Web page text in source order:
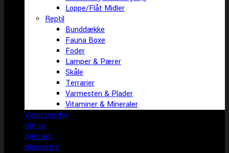
Loppe/Flåt Midler
Reptil
Bunddække
Fauna Boxe
Foder
Lamper & Pærer
Skåle
Terrarier
Varmesten & Plader
Vitaminer & Mineraler
Viden om dyr
Om os
Kontakt
Ønskeliste